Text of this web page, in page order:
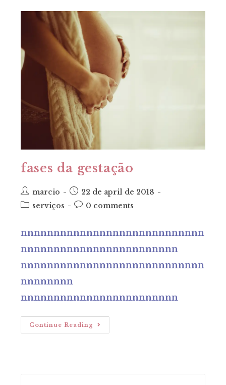
fases da gestação
post
author:
marcio
post
published:
22 de april de 2018
postserviços
post0 comments
nnnnnnnnnnnnnnnnnnnnnnnnnnnn
nnnnnnnnnnnnnnnnnnnnnnnn
nnnnnnnnnnnnnnnnnnnnnnnnnnnn
nnnnnnnn
nnnnnnnnnnnnnnnnnnnnnnnn
Continue Reading Fases
Da